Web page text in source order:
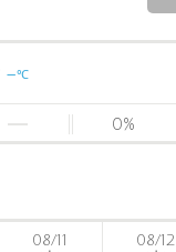
-℃
0%
08/11
08/12